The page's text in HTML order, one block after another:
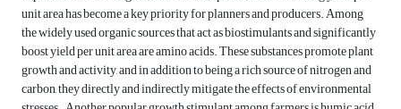
unit area has become a key priority for planners and producers. Among
the widely used organic sources that act as biostimulants and significantly
boost yield per unit area are amino acids. These substances promote plant
growth and activity, and in addition to being a rich source of nitrogen and
carbon, they directly and indirectly mitigate the effects of environmental